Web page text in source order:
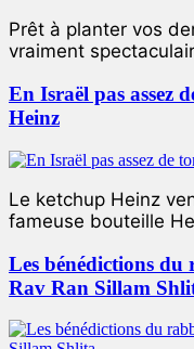
Prêt à planter vos
vraiment
En Israël pas assez
Heinz
Le ketchup Heinz
fameuse bouteille
Les bénédictions du
Rav Ran Sillam